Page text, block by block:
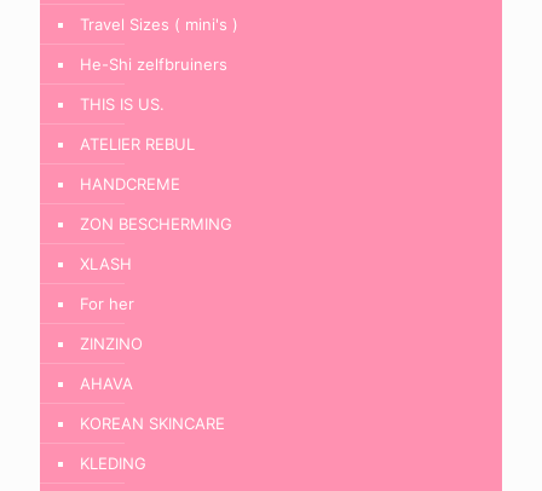
Travel Sizes ( mini's )
He-Shi zelfbruiners
THIS IS US.
ATELIER REBUL
HANDCREME
ZON BESCHERMING
XLASH
For her
ZINZINO
AHAVA
KOREAN SKINCARE
KLEDING